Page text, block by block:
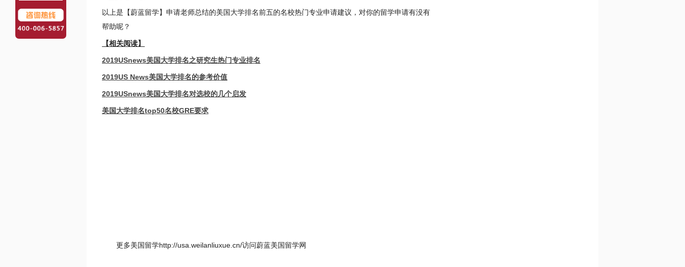
以上是【蔚蓝留学】申请老师总结的美国大学排名前五的名校热门专业申请建议，对你的留学申请有没有
帮助呢？
【相关阅读】
2019USnews美国大学排名之研究生热门专业排名
2019US News美国大学排名的参考价值
2019USnews美国大学排名对选校的几个启发
美国大学排名top50名校GRE要求
更多美国留学http://usa.weilanliuxue.cn/访问蔚蓝美国留学网